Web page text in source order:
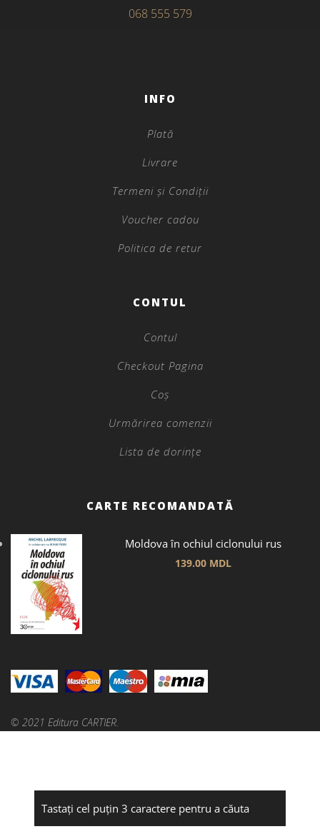
068 555 579
INFO
Plată
Livrare
Termeni și Condiții
Voucher cadou
Politica de retur
CONTUL
Contul
Checkout Pagina
Coș
Urmărirea comenzii
Lista de dorințe
CARTE RECOMANDATĂ
Moldova în ochiul ciclonului rus
139.00 MDL
© 2021 Editura CARTIER.